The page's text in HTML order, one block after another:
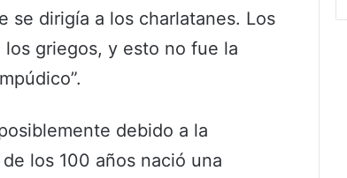
se dirigía a los charlatanes. Los
griegos, y esto no fue la
debido a la
los 100 años nació una